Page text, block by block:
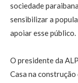
sociedade
sensibilizar a
apoiar esse público.
O presidente da
Casa na construção